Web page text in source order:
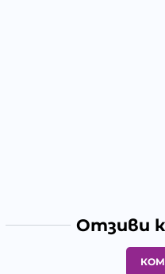
Отзиви